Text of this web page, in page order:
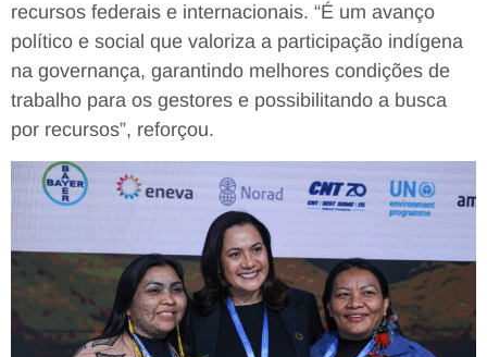
recursos federais e internacionais. “É um avanço
político e social que valoriza a participação indígena
na governança, garantindo melhores condições de
trabalho para os gestores e possibilitando a busca
por recursos”, reforçou.